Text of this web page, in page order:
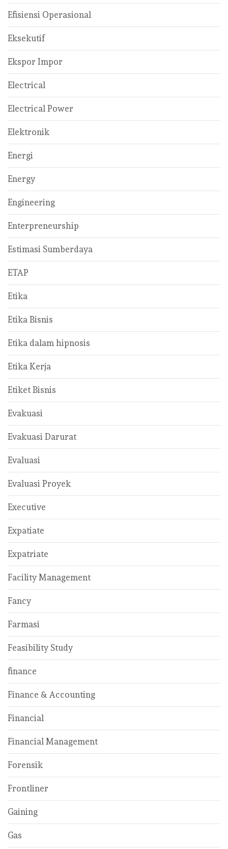
Efisiensi Operasional
Eksekutif
Ekspor Impor
Electrical
Electrical Power
Elektronik
Energi
Energy
Engineering
Enterpreneurship
Estimasi Sumberdaya
ETAP
Etika
Etika Bisnis
Etika dalam hipnosis
Etika Kerja
Etiket Bisnis
Evakuasi
Evakuasi Darurat
Evaluasi
Evaluasi Proyek
Executive
Expatiate
Expatriate
Facility Management
Fancy
Farmasi
Feasibility Study
finance
Finance & Accounting
Financial
Financial Management
Forensik
Frontliner
Gaining
Gas